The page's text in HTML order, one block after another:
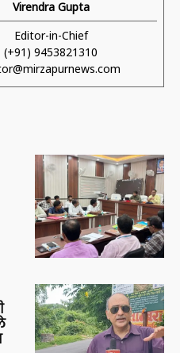
Virendra Gupta
Editor-in-Chief
(+91) 9453821310